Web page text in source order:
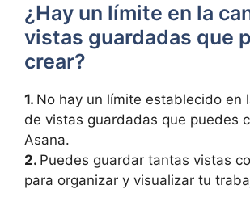
¿Hay un límite en la
vistas guardadas que
crear?
1. No hay un límite establecido en
de vistas guardadas que puedes
Asana.
2. Puedes guardar tantas vistas
para organizar y visualizar tu